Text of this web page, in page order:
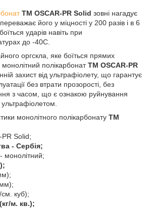
ТМ OSCAR-PR Solid зовні нагадує
його у міцності у 200 разів і в 6
ударів навіть при
до -40С.
оргскла, яке боїться прямих
полікарбонатТМ OSCAR-PR
захист від ультрафіолету, що гарантує
без втрати прозорості, без
з часом, що є ознакою руйнування
монолітного полікарбонату ТМ
Solid;
- Сербія;
монолітний;
см. куб);
м. кв.);